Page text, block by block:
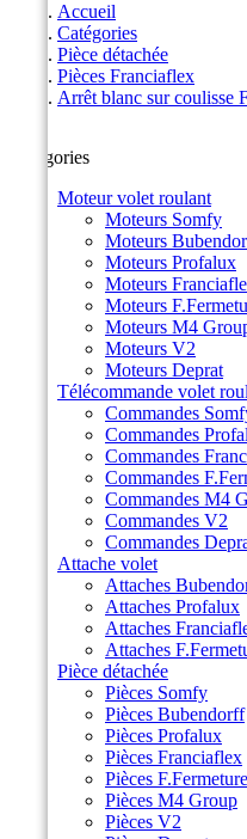
Accueil
Catégories
Pièce détachée
Pièces Franciaflex
Arrêt blanc sur coulisse
Catégories
Moteur volet roulant
Moteurs Somfy
Moteurs
Moteurs Profalux
Moteurs
Moteurs
Moteurs M4
Moteurs V2
Moteurs Deprat
Télécommande volet
Commandes
Commandes
Commandes
Commandes
Commandes M4
Commandes V2
Commandes
Attache volet
Attaches
Attaches Profalux
Attaches
Attaches
Pièce détachée
Pièces Somfy
Pièces Bubendorff
Pièces Profalux
Pièces Franciaflex
Pièces
Pièces M4 Group
Pièces V2